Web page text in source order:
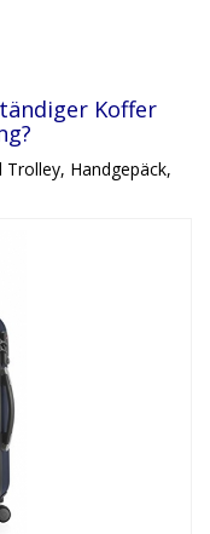
Koffer
Handgepäck,